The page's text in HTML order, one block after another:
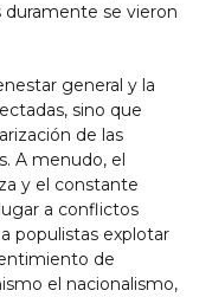
duramente se vieron
general y la
sino que
de las
A menudo, el
y el constante
a conflictos
populistas explotar
de
el nacionalismo,